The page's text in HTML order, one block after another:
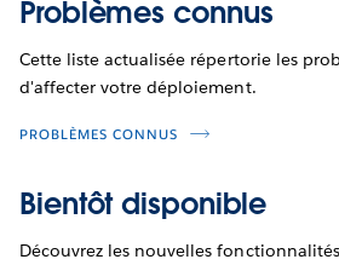
Problèmes connus
Cette liste actualisée répertorie les
d'affecter votre déploiement.
PROBLÈMES CONNUS
Bientôt disponible
Découvrez les nouvelles